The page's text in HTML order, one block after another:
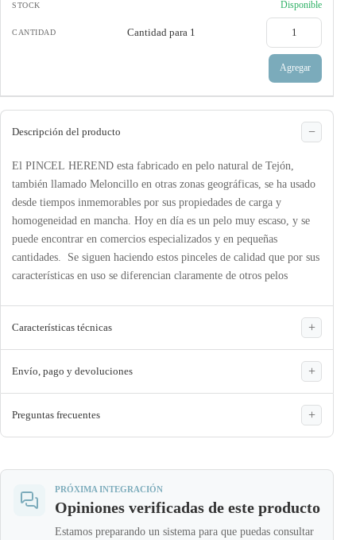
Disponible
Cantidad para 1
Agregar
Descripción del producto
El PINCEL HEREND esta fabricado en pelo natural de Tejón,
también llamado Meloncillo en otras zonas geográficas, se ha usado
desde tiempos inmemorables por sus propiedades de carga y
homogeneidad en mancha. Hoy en día es un pelo muy escaso, y se
puede encontrar en comercios especializados y en pequeñas
cantidades. Se siguen haciendo estos pinceles de calidad que por sus
características en uso se diferencian claramente de otros pelos
Características técnicas
Envío, pago y devoluciones
Preguntas frecuentes
PRÓXIMA INTEGRACIÓN
Opiniones verificadas de este producto
Estamos preparando un sistema para que puedas consultar